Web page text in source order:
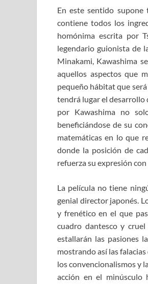
En este sentido
contiene todos los
homónima escrita por
legendario guionista de
Minakami, Kawashima
aquellos aspectos que
pequeño hábitat que
tendrá lugar el
por Kawashima no
beneficiándose de su
matemáticas en lo que
donde la posición de
refuerza su expresión
La película no tiene
genial director japonés.
y frenético en el que
cuadro dantesco y
estallarán las pasiones
mostrando así las
los convencionalismos y
acción en el minúsculo